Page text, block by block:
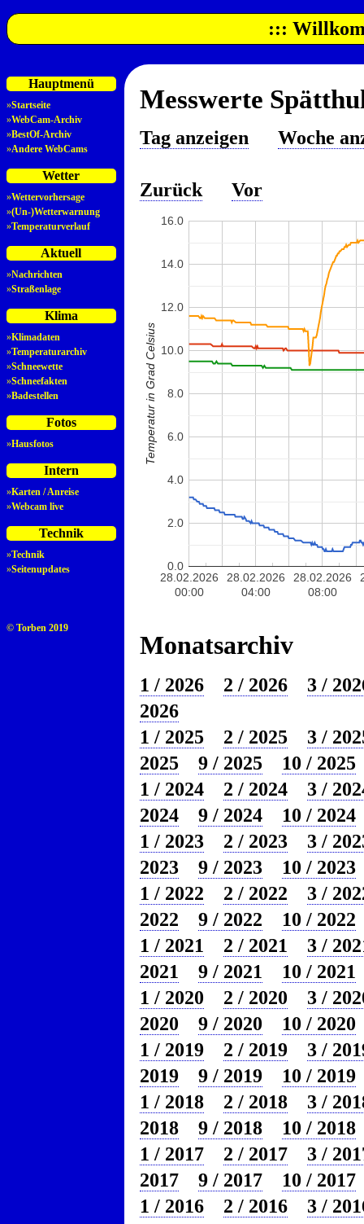
:::
Hauptmenü
»Startseite
»WebCam-Archiv
»BestOf-Archiv
»Andere WebCams
Wetter
»Wettervorhersage
»(Un-)Wetterwarnung
»Temperaturverlauf
Aktuell
»Nachrichten
»Straßenlage
Klima
»Klimadaten
»Temperaturarchiv
»Schneewette
»Schneefakten
»Badestellen
Fotos
»Hausfotos
Intern
»Karten / Anreise
»Webcam live
Technik
»Technik
»Seitenupdates
© Torben 2019
Messwerte
Tag anzeigen Woche
Zurück Vor
28.02.2026
00:00
28.02.2026
04:00
28.02.2026
08:00
0.0
2.0
4.0
6.0
8.0
10.0
12.0
14.0
16.0
Temperatur in Grad Celsius
Monatsarchiv
1 / 2026 2 / 2026
3 /
2026
1 / 2025
2 / 2025
3 /
2025
9 / 2025
10 / 2025
1 / 2024
2 / 2024
3 /
2024
9 / 2024
10 / 2024
1 / 2023
2 / 2023
3 /
2023
9 / 2023
10 / 2023
1 / 2022
2 / 2022
3 /
2022
9 / 2022
10 / 2022
1 / 2021
2 / 2021
3 /
2021
9 / 2021
10 / 2021
1 / 2020
2 / 2020
3 /
2020
9 / 2020
10 / 2020
1 / 2019
2 / 2019
3 /
2019
9 / 2019
10 / 2019
1 / 2018
2 / 2018
3 /
2018
9 / 2018
10 / 2018
1 / 2017
2 / 2017
3 /
2017
9 / 2017
10 / 2017
1 / 2016
2 / 2016
3 /